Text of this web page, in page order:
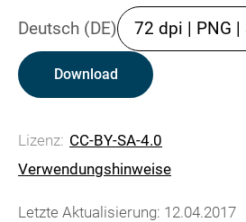
Deutsch (DE) 72 dpi | PNG |
Download
Lizenz: CC-BY-SA-4.0
Verwendungshinweise
Letzte Aktualisierung: 12.04.2017